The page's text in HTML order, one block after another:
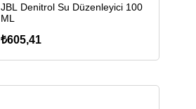
JBL Denitrol Su Düzenleyici 100
ML
₺605,41